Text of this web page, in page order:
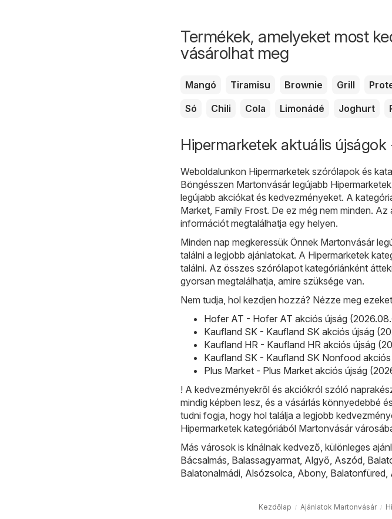
Termékek, amelyeket most
vásárolhat meg
Mangó Tiramisu Brownie Grill
Só
Chili Cola Limonádé Joghurt
Hipermarketek aktuális
Weboldalunkon Hipermarketek szórólapok és
Böngésszen Martonvásár legújabb
legújabb akciókat és kedvezményeket. A
Market Family Frost. De ez még nem minden.
információt megtalálhatja egy helyen.
Minden nap megkeressük Önnek Martonvásár
találni a legjobb ajánlatokat. A Hipermarketek
találni. Az összes szórólapot kategóriánként
gyorsan megtalálhatja, amire szüksége van.
Nem tudja, hol kezdjen hozzá? Nézze meg
Hofer AT - Hofer AT akciós újság
Kaufland SK - Kaufland SK akciós újság
Kaufland HR - Kaufland HR akciós újság
Kaufland SK - Kaufland SK Nonfood
Plus Market - Plus Market akciós újság
! A kedvezményekről és akciókról szóló
mindig képben lesz, és a vásárlás könnyedebbé
tudni fogja, hogy hol találja a legjobb
Hipermarketek kategóriából Martonvásár
Más városok is kínálnak kedvező, különleges
Bácsalmás Balassagyarmat Algyő Aszód
Balatonalmádi Alsózsolca Abony, Balatonfüred
Kezdőlap Ajánlatok Martonvásár